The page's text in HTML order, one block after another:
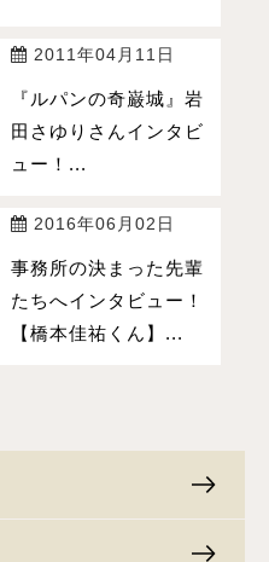
2011年04月11日
『ルパンの奇巌城』岩
田さゆりさんインタビ
ュー！...
2016年06月02日
事務所の決まった先輩
たちへインタビュー！
【橋本佳祐くん】...